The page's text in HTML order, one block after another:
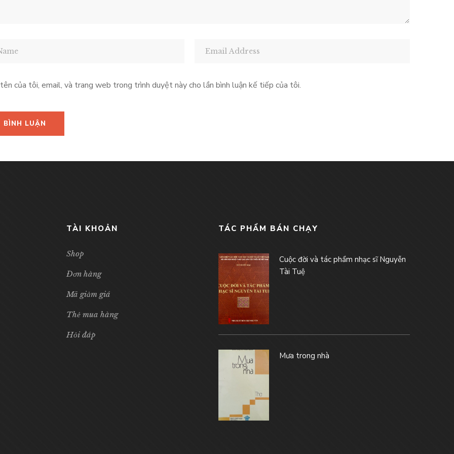
của tôi, email, và trang web trong trình duyệt này cho lần bình luận kế tiếp của tôi.
TÀI KHOẢN
Shop
Đơn hàng
Mã giảm giá
Thẻ mua hàng
Hỏi đáp
TÁC PHẨM BÁN CHẠY
Cuộc đời và tác phẩm nhạc sĩ Nguyễn
Tài Tuệ
Mưa trong nhà